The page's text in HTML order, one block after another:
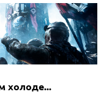
холоде...